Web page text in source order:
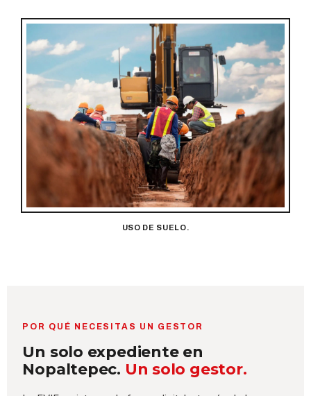
USO DE SUELO.
POR QUÉ NECESITAS UN GESTOR
Un solo expediente en
Nopaltepec. Un solo gestor.